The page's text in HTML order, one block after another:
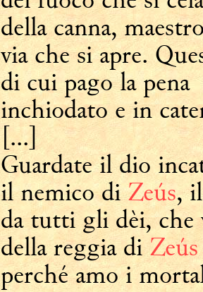
della canna,
via che si apre.
di cui pago la pena
inchiodato e in
[...]
Guardate il dio
il nemico diZeús,
da tutti gli dèi, che
della reggia di Zeús
perché amo i